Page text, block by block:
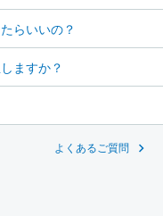
らいいの？
ますか？
よくあるご質問